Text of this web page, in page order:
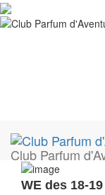
Club Parfum
WE des 18-